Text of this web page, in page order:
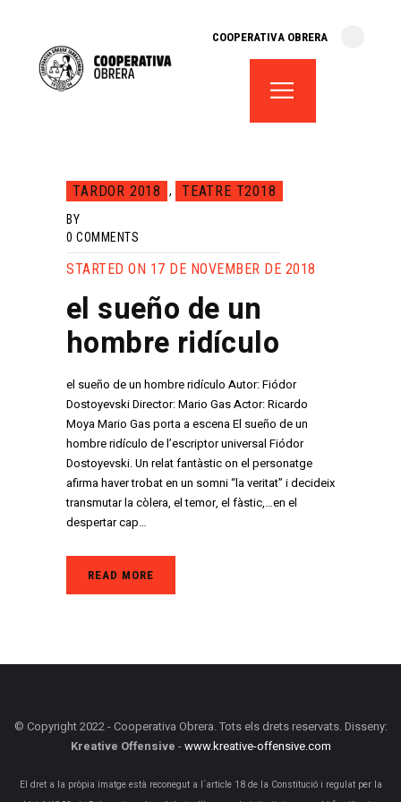
COOPERATIVA OBRERA
fes-te soci
lloguer d’espais
TARDOR 2018 , TEATRE T2018
BY
0 COMMENTS
STARTED ON 17 DE NOVEMBER DE 2018
el sueño de un
hombre ridículo
el sueño de un hombre ridículo Autor: Fiódor
Dostoyevski Director: Mario Gas Actor: Ricardo
Moya Mario Gas porta a escena El sueño de un
hombre ridículo de l’escriptor universal Fiódor
Dostoyevski. Un relat fantàstic on el personatge
afirma haver trobat en un somni “la veritat” i decideix
transmutar la còlera, el temor, el fàstic,…en el
despertar cap…
READ MORE
© Copyright 2022 - Cooperativa Obrera. Tots els drets reservats. Disseny:
Kreative Offensive -www.kreative-offensive.com
El dret a la pròpia imatge està reconegut a l´article 18 de la Constitució i regulat per la